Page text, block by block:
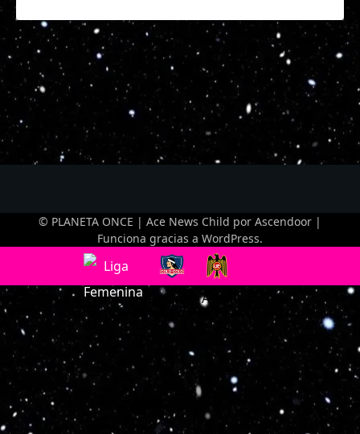
© PLANETA ONCE | Ace News Child por Ascendoor |
Funciona gracias a WordPress.
Optimized by Seraphinite Accelerator
Turns on site high speed to be attractive for people and search engines.